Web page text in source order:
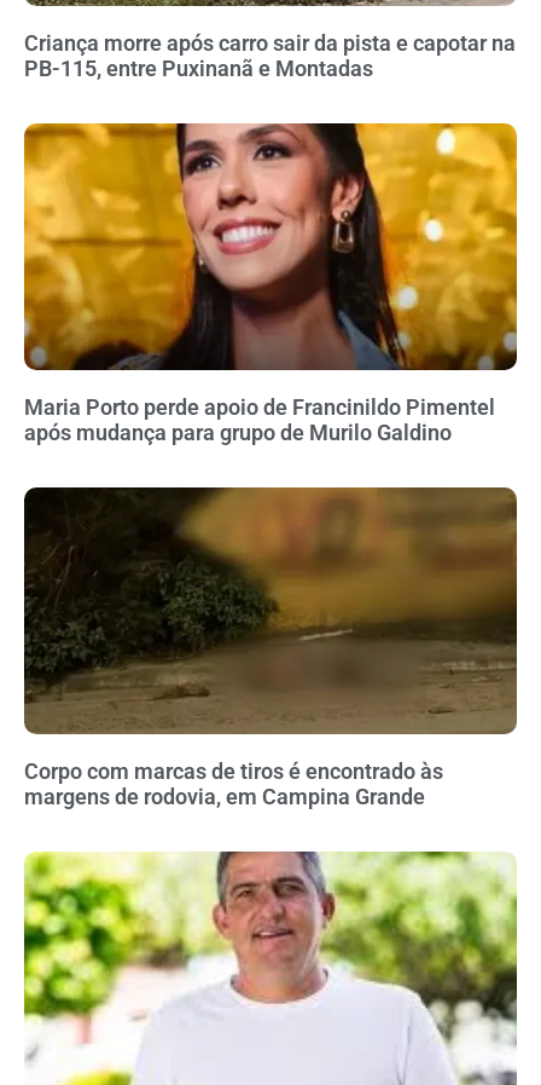
Criança morre após carro sair da pista e capotar na
PB-115, entre Puxinanã e Montadas
Maria Porto perde apoio de Francinildo Pimentel
após mudança para grupo de Murilo Galdino
Corpo com marcas de tiros é encontrado às
margens de rodovia, em Campina Grande